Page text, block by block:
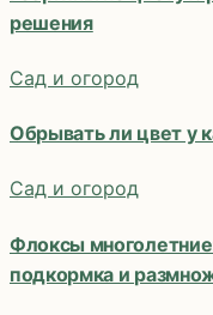
решения
Сад и огород
Обрывать ли цвет у
Сад и огород
Флоксы
подкормка и